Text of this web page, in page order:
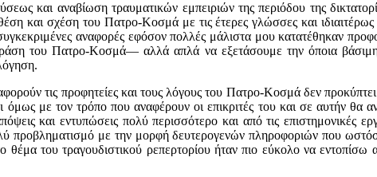
και αναβίωση τραυματικών εμπειριών της περιόδου της
και σχέση του Πατρο-Κοσμά με τις έτερες γλώσσες και
αναφορές εφόσον πολλές μάλιστα μου κατατέθηκαν
του Πατρο-Κοσμά― αλλά απλά να εξετάσουμε την όποια
τις προφητείες και τους λόγους του Πατρο-Κοσμά δεν
όμως με τον τρόπο που αναφέρουν οι επικριτές του και σε αυτήν
και εντυπώσεις πολύ περισσότερο και από τις επιστημονικές
με την μορφή δευτερογενών πληροφοριών που
θέμα του τραγουδιστικού ρεπερτορίου ήταν πιο εύκολο να